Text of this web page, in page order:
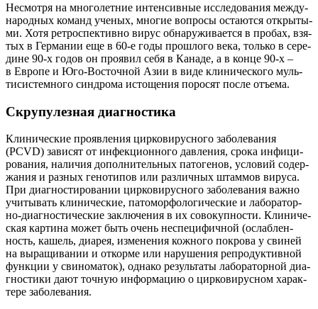
Несмот­ря на мно­го­лет­ние интен­сив­ные иссле­до­ва­ния меж­ду­
на­род­ных команд уче­ных, мно­гие вопро­сы оста­ют­ся откры­ты­
ми. Хотя ретро­спек­тив­но вирус обна­ру­жи­ва­ет­ся в про­бах, взя­
тых в Гер­ма­нии еще в 60‑е годы про­шло­го века, толь­ко в сере­
дине 90‑х годов он про­явил себя в Кана­де, а в кон­це 90‑х –
в Евро­пе и Юго-Восточ­ной Азии в виде кли­ни­че­ско­го муль­
ти­си­стем­но­го син­дро­ма исто­ще­ния поро­сят после отъема.
Скрупулезная диагностика
Кли­ни­че­ские про­яв­ле­ния цир­ко­ви­рус­но­го забо­ле­ва­ния
(PCVD) зави­сят от инфек­ци­он­но­го дав­ле­ния, сро­ка инфи­ци­
ро­ва­ния, нали­чия допол­ни­тель­ных пато­ге­нов, усло­вий содер­
жа­ния и раз­ных гено­ти­пов или раз­лич­ных штам­мов виру­са.
При диа­гно­сти­ро­ва­нии цир­ко­ви­рус­но­го забо­ле­ва­ния важ­но
учи­ты­вать кли­ни­че­ские, пато­мор­фо­ло­ги­че­ские и лабо­ра­тор­
но-диа­гно­сти­че­ские заклю­че­ния в их сово­куп­но­сти. Кли­ни­че­
ская кар­ти­на может быть очень неспе­ци­фич­ной (ослаб­лен­
ность, кашель, диа­рея, изме­не­ния кож­но­го покро­ва у сви­ней
на выра­щи­ва­нии и откор­ме или нару­ше­ния репро­дук­тив­ной
функ­ции у сви­но­ма­ток), одна­ко резуль­та­ты лабо­ра­тор­ной диа­
гно­сти­ки дают точ­ную инфор­ма­цию о цир­ко­ви­рус­ном харак­
те­ре заболевания.